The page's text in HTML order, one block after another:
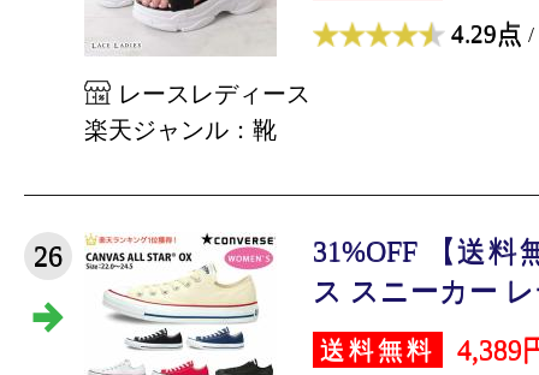
4.29点 /
レースレディース
楽天ジャンル：靴
26
31%OFF 【送
ス スニーカー
送料無料 4,389